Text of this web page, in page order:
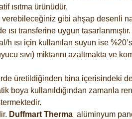
ısıtma ürünüdür.
gibi ahşap desenli
transferine uygun
ısı için kullanılan suyun ise
sıvı) miktarını azaltmakta
üretildiğinden bina içerisindeki
boya kullanıldığından zamanla
Duffmart Therma alüminyum